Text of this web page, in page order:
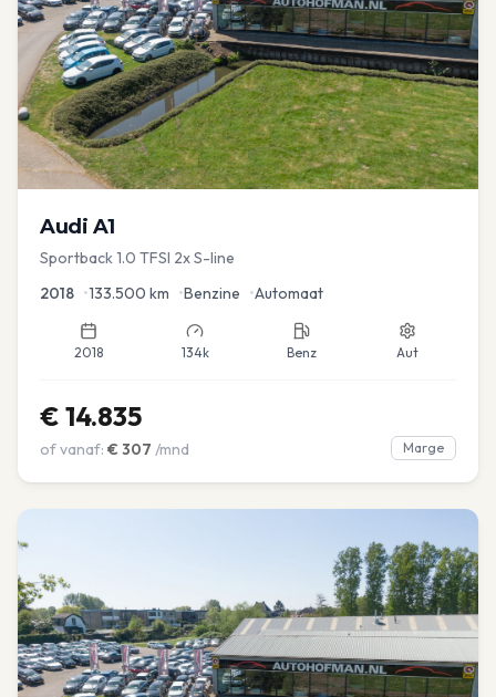
Audi A1
Sportback 1.0 TFSI 2x S-line
2018 •133.500 km •Benzine •Automaat
2018 134k Benz Aut
€ 14.835
of vanaf: € 307 /mnd Marge